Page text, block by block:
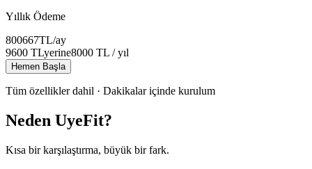
Yıllık Ödeme
800667TL/ay
9600 TLyerine8000 TL / yıl
Hemen Başla
Tüm özellikler dahil · Dakikalar içinde kurulum
Neden UyeFit?
Kısa bir karşılaştırma, büyük bir fark.